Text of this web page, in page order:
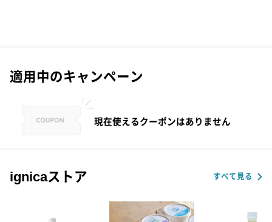
適用中のキャンペーン
現在使えるクーポンはありません
ignicaストア すべて見る